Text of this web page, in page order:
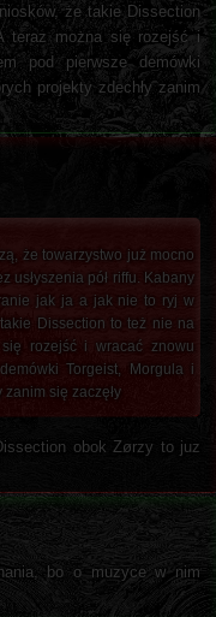
że takie Dissection
teraz można się rozejść i
pod pierwsze demówki
projekty zdechły zanim
że towarzystwo już mocno
usłyszenia pół riffu. Kabany
jak ja a jak nie to ryj w
Dissection to też nie na
rozejść i wracać znowu
Torgeist, Morgula i
się zaczęły
obok Zørzy to juz
bo o muzyce w nim